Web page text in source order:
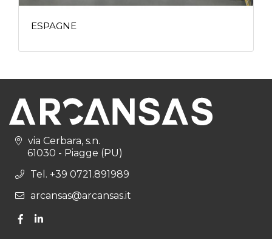
ESPAGNE
via Cerbara, s.n.
61030 - Piagge (PU)
Tel. +39 0721.891989
arcansas@arcansas.it